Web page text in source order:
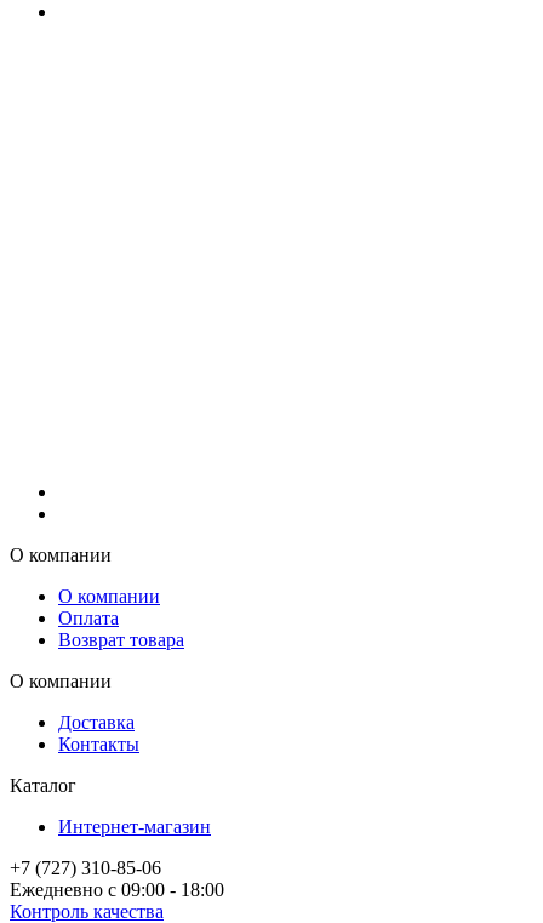
О компании
О компании
Оплата
Возврат товара
О компании
Доставка
Контакты
Каталог
Интернет-магазин
+7 (727) 310-85-06
Ежедневно с 09:00 - 18:00
Контроль качества